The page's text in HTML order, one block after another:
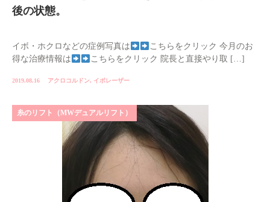
後の状態。
イボ・ホクロなどの症例写真は
こちらをクリック 今月のお
得な治療情報は
こちらをクリック 院長と直接やり取 […]
2019.08.16 アクロコルドン, イボレーザー
糸のリフト（MWデュアルリフト）